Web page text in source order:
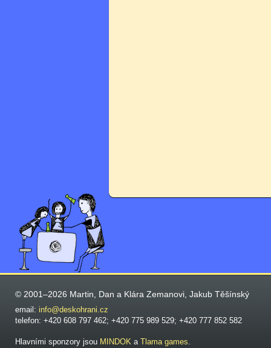
© 2001–2026 Martin, Dan a Klára Zemanovi, Jakub Těšínský
email: info@deskohrani.cz
telefon: +420 608 797 462; +420 775 989 529; +420 777 852 582
Hlavními sponzory jsou MINDOK a Tlama games.